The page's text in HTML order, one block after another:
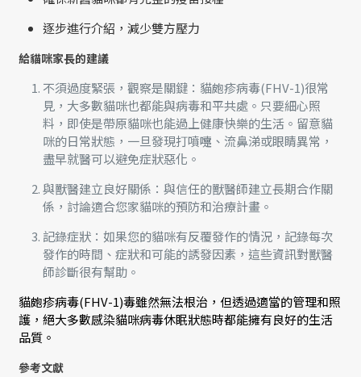
逐步進行介紹，減少雙方壓力
給貓咪家長的建議
不須過度緊張，觀察是關鍵：貓皰疹病毒(FHV-1)很常
見，大多數貓咪也都能與病毒和平共處。只要細心照
料，即使是帶原貓咪也能過上健康快樂的生活。留意貓
咪的日常狀態，一旦發現打噴嚏、流鼻涕或眼睛異常，
盡早就醫可以避免症狀惡化。
與獸醫建立良好關係：與信任的獸醫師建立長期合作關
係，討論適合您家貓咪的預防和治療計畫。
記錄症狀：如果您的貓咪有反覆發作的情況，記錄每次
發作的時間、症狀和可能的誘發因素，這些資訊對獸醫
師診斷很有幫助。
貓皰疹病毒(FHV-1)毒雖然無法根治，但透過適當的管理和照
護，絕大多數感染貓咪病毒休眠狀態時都能擁有良好的生活
品質。
參考文獻